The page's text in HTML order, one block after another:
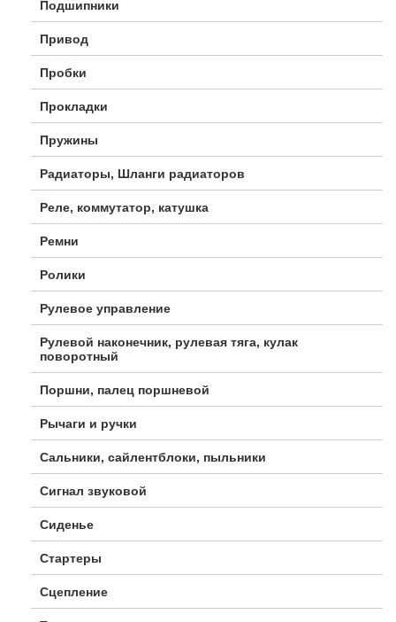
Подшипники
Привод
Пробки
Прокладки
Пружины
Радиаторы, Шланги радиаторов
Реле, коммутатор, катушка
Ремни
Ролики
Рулевое управление
Рулевой наконечник, рулевая тяга, кулак
поворотный
Поршни, палец поршневой
Рычаги и ручки
Сальники, сайлентблоки, пыльники
Сигнал звуковой
Сиденье
Стартеры
Сцепление